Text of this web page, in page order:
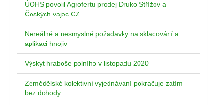
ÚOHS povolil Agrofertu prodej Druko Střížov a
Českých vajec CZ
Nereálné a nesmyslné požadavky na skladování a
aplikaci hnojiv
Výskyt hraboše polního v listopadu 2020
Zemědělské kolektivní vyjednávání pokračuje zatím
bez dohody